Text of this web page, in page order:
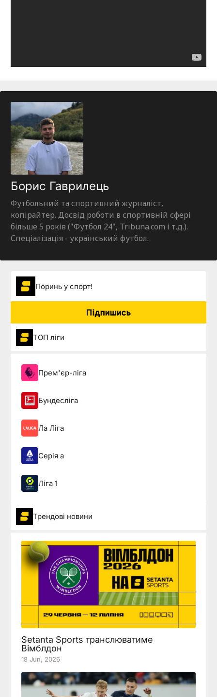
Борис Гаврилець
Футбольний та спортивний журналіст,
копірайтер. Досвід роботи в спортивній сфері
більше 5 років ("Футбол 24", Tribuna.com і т.д.).
Спеціалізація - український футбол.
Поринь у спорт!
Підпишись
ТОП ліги
Прем'єр-ліга
Бундесліга
Ла Ліга
Серія а
Ліга 1
Трендові новини
Setanta Sports транслюватиме
Вімблдон
18 Jun, 2026